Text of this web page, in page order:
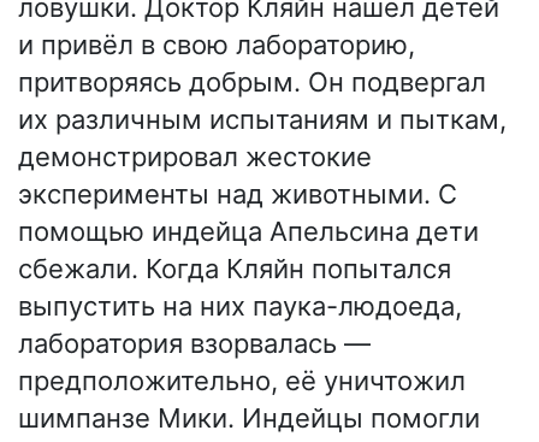
ловушки. Доктор Кляйн нашёл детей
и привёл в свою лабораторию,
притворяясь добрым. Он подвергал
их различным испытаниям и пыткам,
демонстрировал жестокие
эксперименты над животными. С
помощью индейца Апельсина дети
сбежали. Когда Кляйн попытался
выпустить на них паука-людоеда,
лаборатория взорвалась —
предположительно, её уничтожил
шимпанзе Мики. Индейцы помогли